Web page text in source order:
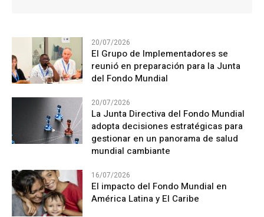
20/07/2026
El Grupo de Implementadores se
reunió en preparación para la Junta
del Fondo Mundial
20/07/2026
La Junta Directiva del Fondo Mundial
adopta decisiones estratégicas para
gestionar en un panorama de salud
mundial cambiante
16/07/2026
El impacto del Fondo Mundial en
América Latina y El Caribe